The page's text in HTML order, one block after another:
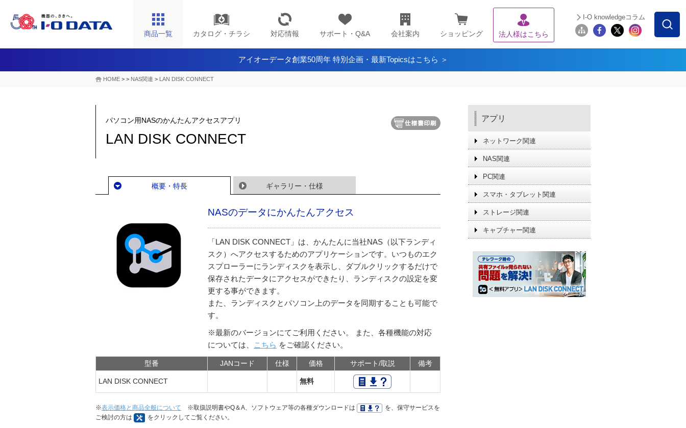
商品一覧 カタログ・チラシ 対応情報 サポート・Q&A 会社案内 ショッピング 法人様はこちら
I-O knowledgeコラム
アイオーデータ創業50周年 特別企画・最新Topicsはこちら ＞
HOME > > NAS関連 > LAN DISK CONNECT
パソコン用NASのかんたんアクセスアプリ
LAN DISK CONNECT
概要・特長 ギャラリー・仕様
NASのデータにかんたんアクセス
「LAN DISK CONNECT」は、かんたんに当社NAS（以下ランディ
スク）へアクセスするためのアプリケーションです。いつものエク
スプローラーにランディスクを表示し、ダブルクリックするだけで
保存されたデータにアクセスができたり、ランディスクの設定を変
更する事ができます。
また、ランディスクとパソコン上のデータを同期することも可能で
す。
※最新のバージョンにてご利用ください。 また、各種機能の対応
については、
こちら をご確認ください。
型番 JANコード 仕様 価格 サポート/取説 備考
LAN DISK CONNECT 無料
※表示価格と商品全般について ※取扱説明書やQ＆A、ソフトウェア等の各種ダウンロードは
を、保守サービスを
ご検討の方は
をクリックしてご覧ください。
アプリ
ネットワーク関連
NAS関連
PC関連
スマホ・タブレット関連
ストレージ関連
キャプチャー関連